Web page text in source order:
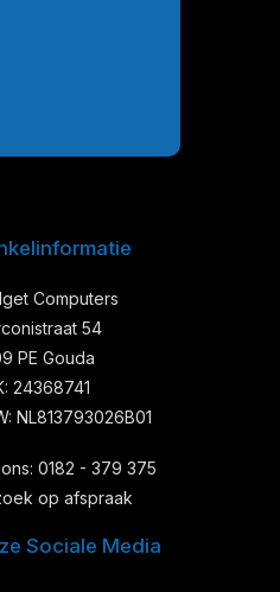
Computers
54
PE Gouda
24368741
NL813793026B01
0182 - 379 375
op afspraak
Sociale Media